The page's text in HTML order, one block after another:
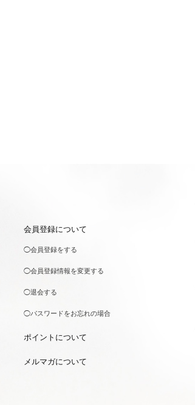
会員登録について
◯会員登録をする
◯会員登録情報を変更する
◯退会する
◯パスワードをお忘れの場合
ポイントについて
メルマガについて